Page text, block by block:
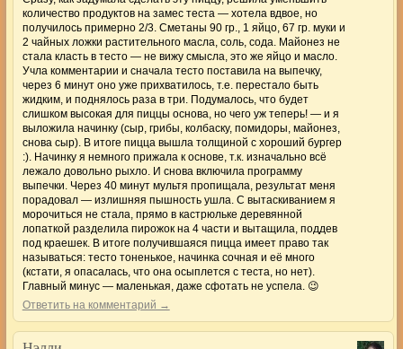
количество продуктов на замес теста — хотела вдвое, но
получилось примерно 2/3. Сметаны 90 гр., 1 яйцо, 67 гр. муки и
2 чайных ложки растительного масла, соль, сода. Майонез не
стала класть в тесто — не вижу смысла, это же яйцо и масло.
Учла комментарии и сначала тесто поставила на выпечку,
через 6 минут оно уже прихватилось, т.е. перестало быть
жидким, и поднялось раза в три. Подумалось, что будет
слишком высокая для пиццы основа, но чего уж теперь! — и я
выложила начинку (сыр, грибы, колбаску, помидоры, майонез,
снова сыр). В итоге пицца вышла толщиной с хороший бургер
:). Начинку я немного прижала к основе, т.к. изначально всё
лежало довольно рыхло. И снова включила программу
выпечки. Через 40 минут мультя пропищала, результат меня
порадовал — излишняя пышность ушла. С вытаскиванием я
морочиться не стала, прямо в кастрюльке деревянной
лопаткой разделила пирожок на 4 части и вытащила, поддев
под краешек. В итоге получившаяся пицца имеет право так
называться: тесто тоненькое, начинка сочная и её много
(кстати, я опасалась, что она осыплется с теста, но нет).
Главный минус — маленькая, даже сфотать не успела. 😉
Ответить на комментарий →